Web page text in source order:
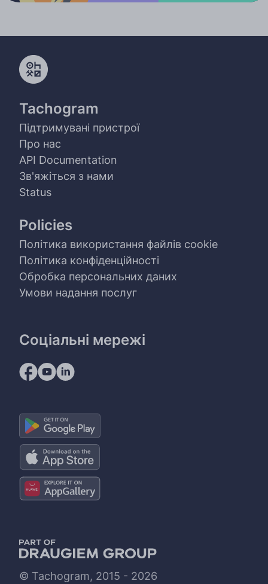
Tachogram
Підтримувані пристрої
Про нас
API Documentation
Зв'яжіться з нами
Status
Policies
Політика використання файлів cookie
Політика конфіденційності
Обробка персональних даних
Умови надання послуг
Соціальні мережі
© Tachogram, 2015 - 2026